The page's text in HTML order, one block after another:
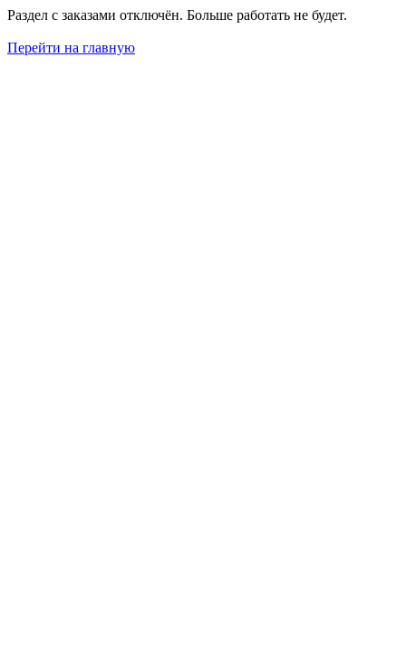
Раздел с заказами отключён. Больше работать не будет.
Перейти на главную